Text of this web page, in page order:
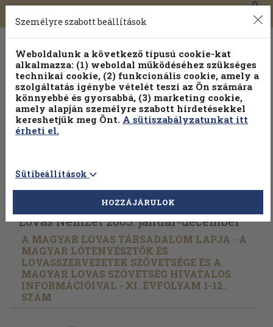
Toggle
navigation
0
Válogasson több mint 30 000 kötet közül
Hobbi témakörökben20% kedvezménnyel!
Vissza az előző oldalra Válasszon példányt
Lovas Nemzet 2005. január-december
A MAGYAR LOVAS TÁRSADALOM LAPJA - A
MAGYAR LÓTENYÉSZTŐK ÉS
LOVASSZERVEZETEK SZÖVETSÉGE ÉS A
MAGYAR LOVAS SZÖVETSÉG HIVATALOS
INFORMÁCIÓIVAL - XI. ÉVFOLYAM 1-12.
SZÁM
Személyre szabott beállítások
Weboldalunk a következő típusú cookie-kat
alkalmazza: (1) weboldal működéséhez szükséges
technikai cookie, (2) funkcionális cookie, amely a
szolgáltatás igénybe vételét teszi az Ön számára
könnyebbé és gyorsabbá, (3) marketing cookie,
amely alapján személyre szabott hirdetésekkel
kereshetjük meg Önt. A sütiszabályzatunkat itt
érheti el.
Sütibeállítások
HOZZÁJÁRULOK